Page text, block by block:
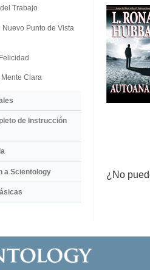
¿No
Trabajo
Punto de Vista
Clara
de Instrucción
a Scientology